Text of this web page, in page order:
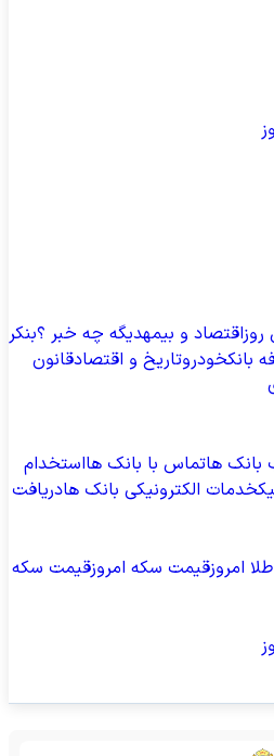
روزاقتصاد و بیمهدیگه چه خبر ؟بنکر
بانکخودروتاریخ و اقتصادقانون
هاتماس با بانک هااستخدام
خدمات الکترونیکی بانک هادریافت
امروزقیمت سکه امروزقیمت سکه